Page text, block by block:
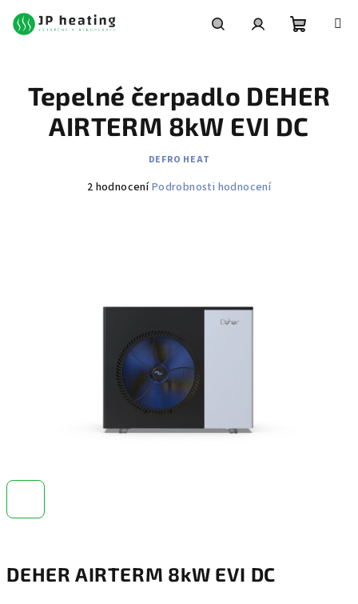
obsah
košík
DEHER AIRTERM 8kW EVI DC
Tepelné čerpadlo DEHER
AIRTERM 8kW EVI DC
DEFRO HEAT
Průměrné
2 hodnoceníPodrobnosti hodnocení